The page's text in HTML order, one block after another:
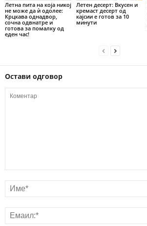
Летна пита на која никој
не може да ѝ одолее:
Крцкава однадвор,
сочна одвнатре и
готова за помалку од
еден час!
Летен десерт: Вкусен и
кремаст десерт од
кајсии е готов за 10
минути
Остави одговор